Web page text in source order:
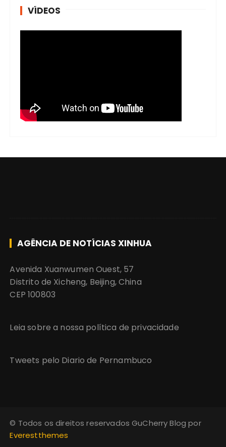
VÍDEOS
AGÊNCIA DE NOTÍCIAS XINHUA
Avenida Xuanwumen Ouest, 57
Distrito de Xicheng, Beijing, China
CEP 100803
Leia sobre a nossa política de privacidade
Tweets pelo Diario de Pernambuco
© Todos os direitos reservados GuCherry Blog por
Everestthemes